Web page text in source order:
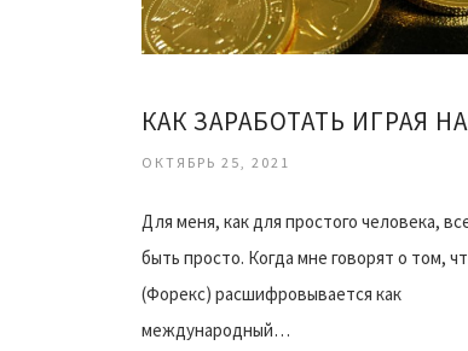
ОКТЯБРЬ 25, 2021
Для меня, как для простого человека,
быть просто. Когда мне говорят о том,
(Форекс) расшифровывается как
международный…